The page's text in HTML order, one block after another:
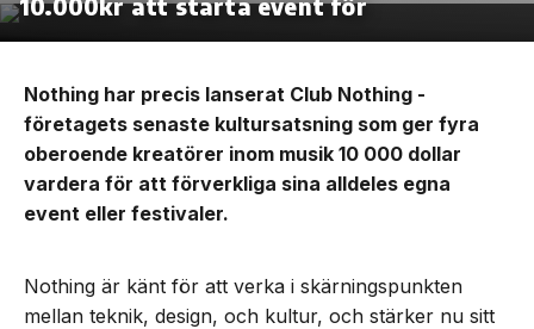
Nothing har precis lanserat Club Nothing -
företagets senaste kultursatsning som ger fyra
oberoende kreatörer inom musik 10 000 dollar
vardera för att förverkliga sina alldeles egna
event eller festivaler.
Nothing är känt för att verka i skärningspunkten
mellan teknik, design, och kultur, och stärker nu sitt